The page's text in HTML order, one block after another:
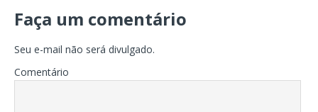
Faça um comentário
Seu e-mail não será divulgado.
Comentário